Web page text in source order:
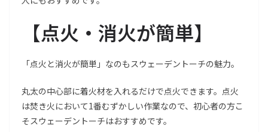
【点火・消火が簡単】
「点火と消火が簡単」なのもスウェーデントーチの魅力。
丸太の中心部に着火材を入れるだけで点火できます。点火
は焚き火において1番むずかしい作業なので、初心者の方こ
そスウェーデントーチはおすすめです。